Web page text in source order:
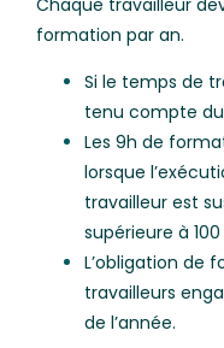
Chaque travailleur
formation par an.
Si le temps de
tenu compte
Les 9h de
lorsque
travailleur est
supérieure à
L’obligation de
travailleurs
de l’année.